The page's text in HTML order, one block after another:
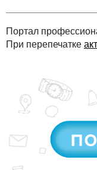
Портал
При перепечатке